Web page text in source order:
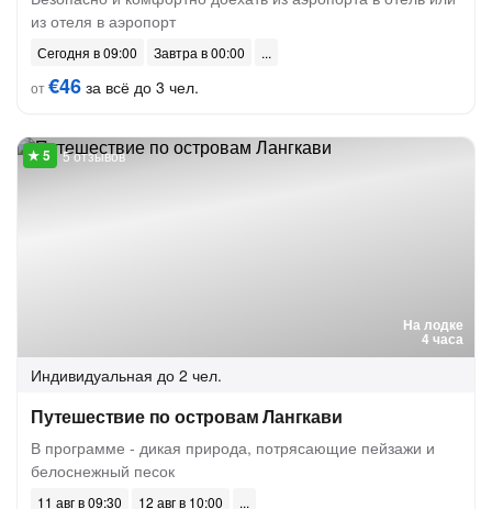
из отеля в аэропорт
Сегодня в 09:00
Завтра в 00:00
от€46 за всё до 3 чел.
На лодке
4 часа
5 отзывов
Индивидуальная до 2 чел.
Путешествие по островам Лангкави
В программе - дикая природа, потрясающие пейзажи и
белоснежный песок
11 авг в 09:30
12 авг в 10:00